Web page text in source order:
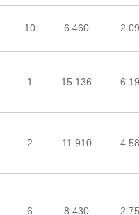
10 6.460
1 15.136
2 11.910
6 8.430